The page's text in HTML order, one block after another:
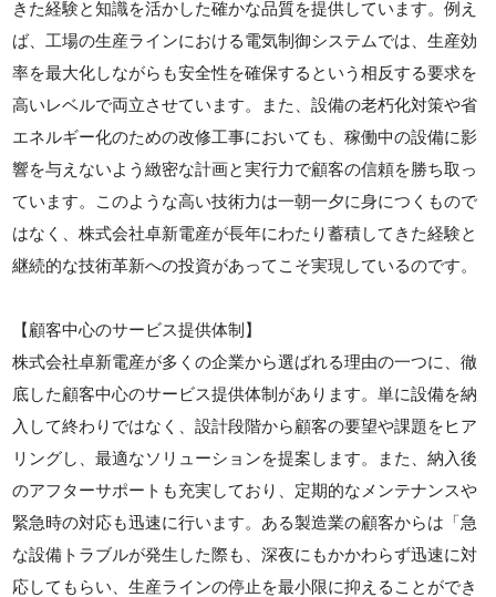
きた経験と知識を活かした確かな品質を提供しています。例え
ば、工場の生産ラインにおける電気制御システムでは、生産効
率を最大化しながらも安全性を確保するという相反する要求を
高いレベルで両立させています。また、設備の老朽化対策や省
エネルギー化のための改修工事においても、稼働中の設備に影
響を与えないよう緻密な計画と実行力で顧客の信頼を勝ち取っ
ています。このような高い技術力は一朝一夕に身につくもので
はなく、株式会社卓新電産が長年にわたり蓄積してきた経験と
継続的な技術革新への投資があってこそ実現しているのです。
【顧客中心のサービス提供体制】
株式会社卓新電産が多くの企業から選ばれる理由の一つに、徹
底した顧客中心のサービス提供体制があります。単に設備を納
入して終わりではなく、設計段階から顧客の要望や課題をヒア
リングし、最適なソリューションを提案します。また、納入後
のアフターサポートも充実しており、定期的なメンテナンスや
緊急時の対応も迅速に行います。ある製造業の顧客からは「急
な設備トラブルが発生した際も、深夜にもかかわらず迅速に対
応してもらい、生産ラインの停止を最小限に抑えることができ